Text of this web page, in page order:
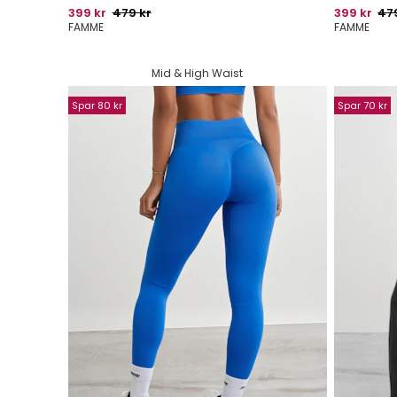
Pris
399 kr Oprindelig pris
479 kr
FAMME
Pris
399 kr
FAMME
Mid & High Waist
Spar 80 kr Spar 70 kr